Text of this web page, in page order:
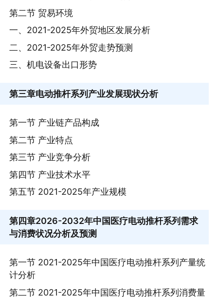
第二节 贸易环境
一、2021-2025年外贸地区发展分析
二、2021-2025年外贸走势预测
三、机电设备出口形势
第三章电动推杆系列产业发展现状分析
第一节 产业链产品构成
第二节 产业特点
第三节 产业竞争分析
第四节 产业技术水平
第五节 2021-2025年产业规模
第四章2026-2032年中国医疗电动推杆系列需求
与消费状况分析及预测
第一节 2021-2025年中国医疗电动推杆系列产量统
计分析
第二节 2021-2025年中国医疗电动推杆系列消费量